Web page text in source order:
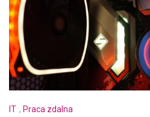
IT , Praca zdalna